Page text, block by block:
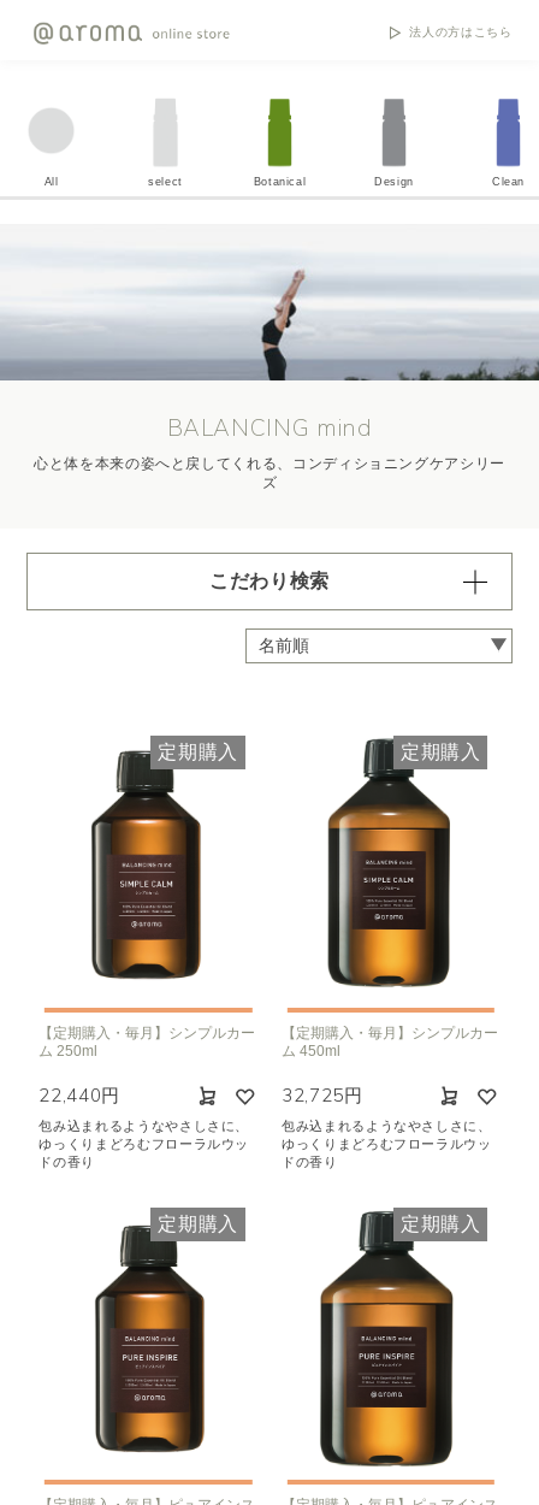
法人の方はこちら
All select Botanical Design Clean
BALANCING mind
心と体を本来の姿へと戻してくれる、コンディショニングケアシリー
ズ
こだわり検索
容量・用途で絞り込む ※一つお選びください
定期 業務用オイル250ml
定期 業務用オイル450ml
頻度で絞り込む
毎月お届け 3か月に1度
定期購入
【定期購入・毎月】シンプルカー
ム 250ml
22,440円
包み込まれるようなやさしさに、
ゆっくりまどろむフローラルウッ
ドの香り
定期購入
【定期購入・毎月】シンプルカー
ム 450ml
32,725円
包み込まれるようなやさしさに、
ゆっくりまどろむフローラルウッ
ドの香り
定期購入 定期購入